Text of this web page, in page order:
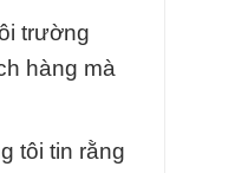
trường
hàng mà
tôi tin rằng